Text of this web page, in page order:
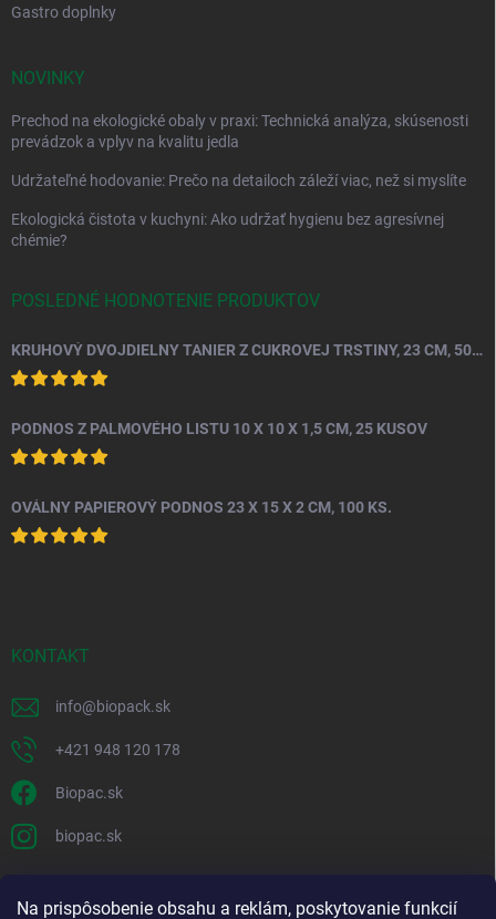
Na prispôsobenie obsahu a reklám, poskytovanie funkcií
Gastro doplnky
NOVINKY
Prechod na ekologické obaly v praxi: Technická analýza, skúsenosti
prevádzok a vplyv na kvalitu jedla
Udržateľné hodovanie: Prečo na detailoch záleží viac, než si myslíte
Ekologická čistota v kuchyni: Ako udržať hygienu bez agresívnej
chémie?
POSLEDNÉ HODNOTENIE PRODUKTOV
KRUHOVÝ DVOJDIELNY TANIER Z CUKROVEJ TRSTINY, 23 CM, 50 KS.
PODNOS Z PALMOVÉHO LISTU 10 X 10 X 1,5 CM, 25 KUSOV
OVÁLNY PAPIEROVÝ PODNOS 23 X 15 X 2 CM, 100 KS.
KONTAKT
info@biopack.sk
+421 948 120 178
Biopac.sk
biopac.sk